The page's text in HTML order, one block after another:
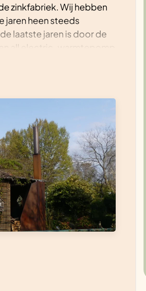
zinkfabriek. Wij hebben
jaren heen steeds
laatste jaren is door de
all electric-warmtepomp
verwijderd.